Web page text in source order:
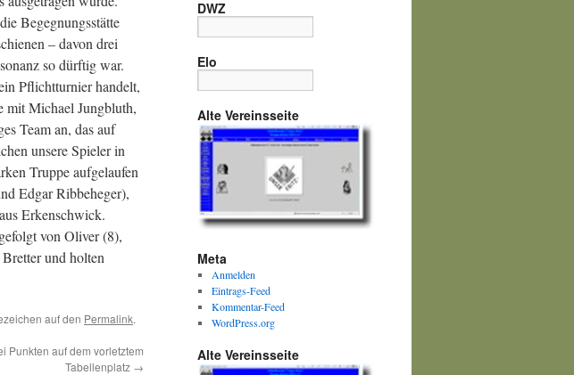
Begegnungsstätte
– davon drei
so dürftig war.
Pflichtturnier handelt,
mit Michael Jungbluth,
Team an, das auf
unsere Spieler in
Truppe aufgelaufen
Edgar Ribbeheger),
Erkenschwick.
von Oliver (8),
und holten
auf den Permalink.
Punkten auf dem vorletztem
Tabellenplatz →
DWZ
Elo
Alte Vereinsseite
Meta
Anmelden
Eintrags-Feed
Kommentar-Feed
WordPress.org
Alte Vereinsseite